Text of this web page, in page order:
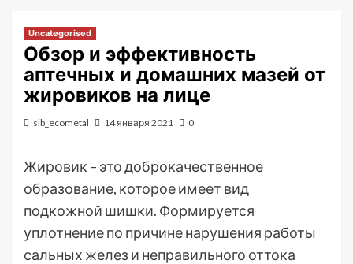
Uncategorised
Обзор и эффективность
аптечных и домашних мазей от
жировиков на лице
sib_ecometal 14 января 2021 0
Жировик – это доброкачественное
образование, которое имеет вид
подкожной шишки. Формируется
уплотнение по причине нарушения работы
сальных желез и неправильного оттока